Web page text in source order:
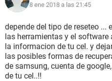
8 ene 2018 a las 21:45
depende del tipo de reseteo ...
las herramientas y el software
la informacion de tu cel. y
las posibles formas de
de samsung, cuenta de
de tu cel..!!